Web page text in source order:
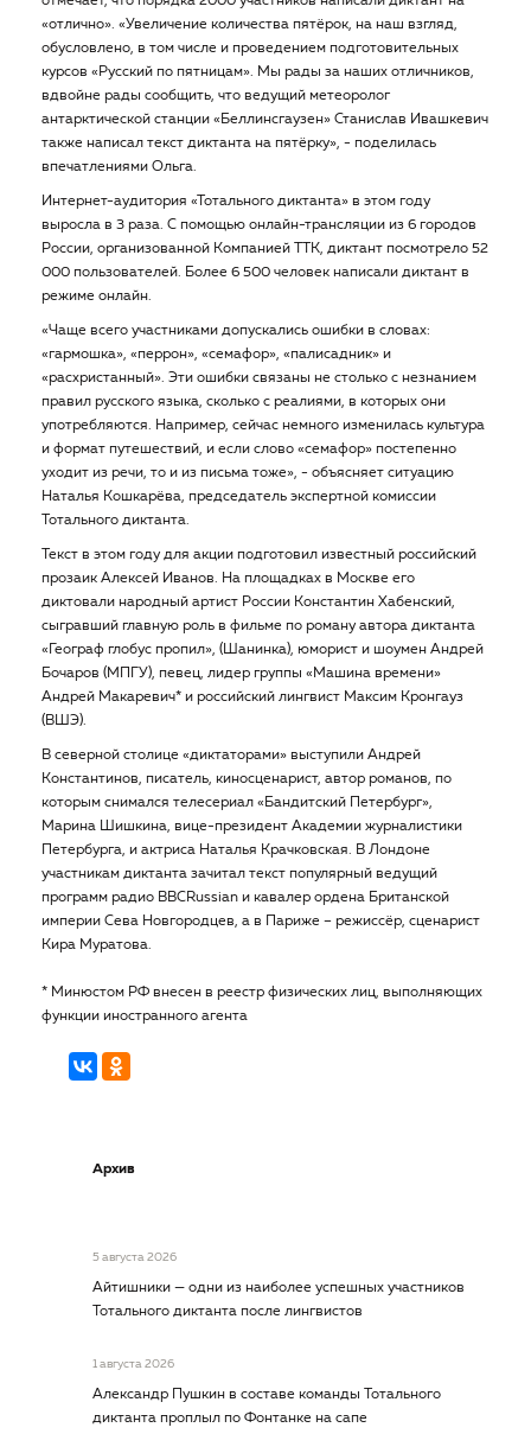
«отлично». «Увеличение количества пятёрок, на наш взгляд,
обусловлено, в том числе и проведением подготовительных
курсов «Русский по пятницам». Мы рады за наших отличников,
вдвойне рады сообщить, что ведущий метеоролог
антарктической станции «Беллинсгаузен» Станислав Ивашкевич
также написал текст диктанта на пятёрку», - поделилась
впечатлениями Ольга.
Интернет-аудитория «Тотального диктанта» в этом году
выросла в 3 раза. С помощью онлайн-трансляции из 6 городов
России, организованной Компанией ТТК, диктант посмотрело 52
000 пользователей. Более 6 500 человек написали диктант в
режиме онлайн.
«Чаще всего участниками допускались ошибки в словах:
«гармошка», «перрон», «семафор», «палисадник» и
«расхристанный». Эти ошибки связаны не столько с незнанием
правил русского языка, сколько с реалиями, в которых они
употребляются. Например, сейчас немного изменилась культура
и формат путешествий, и если слово «семафор» постепенно
уходит из речи, то и из письма тоже», - объясняет ситуацию
Наталья Кошкарёва, председатель экспертной комиссии
Тотального диктанта.
Текст в этом году для акции подготовил известный российский
прозаик Алексей Иванов. На площадках в Москве его
диктовали народный артист России Константин Хабенский,
сыгравший главную роль в фильме по роману автора диктанта
«Географ глобус пропил», (Шанинка), юморист и шоумен Андрей
Бочаров (МПГУ), певец, лидер группы «Машина времени»
Андрей Макаревич* и российский лингвист Максим Кронгауз
(ВШЭ).
В северной столице «диктаторами» выступили Андрей
Константинов, писатель, киносценарист, автор романов, по
которым снимался телесериал «Бандитский Петербург»,
Марина Шишкина, вице-президент Академии журналистики
Петербурга, и актриса Наталья Крачковская. В Лондоне
участникам диктанта зачитал текст популярный ведущий
программ радио BBCRussian и кавалер ордена Британской
империи Сева Новгородцев, а в Париже – режиссёр, сценарист
Кира Муратова.
* Минюстом РФ внесен в реестр физических лиц, выполняющих
функции иностранного агента
Архив
5 августа 2026
Айтишники — одни из наиболее успешных участников
Тотального диктанта после лингвистов
1 августа 2026
Александр Пушкин в составе команды Тотального
диктанта проплыл по Фонтанке на сапе